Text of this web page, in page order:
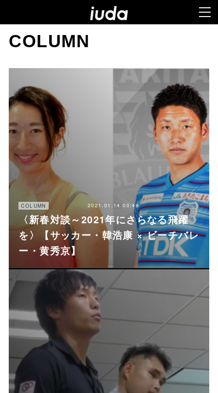
COLUMN
COLUMN 2021.01.14 00:48
〈新春対談～2021年にさらなる飛躍
を〉【サッカー・韓浩康 × ビーチバレ
ー・黄秀京】